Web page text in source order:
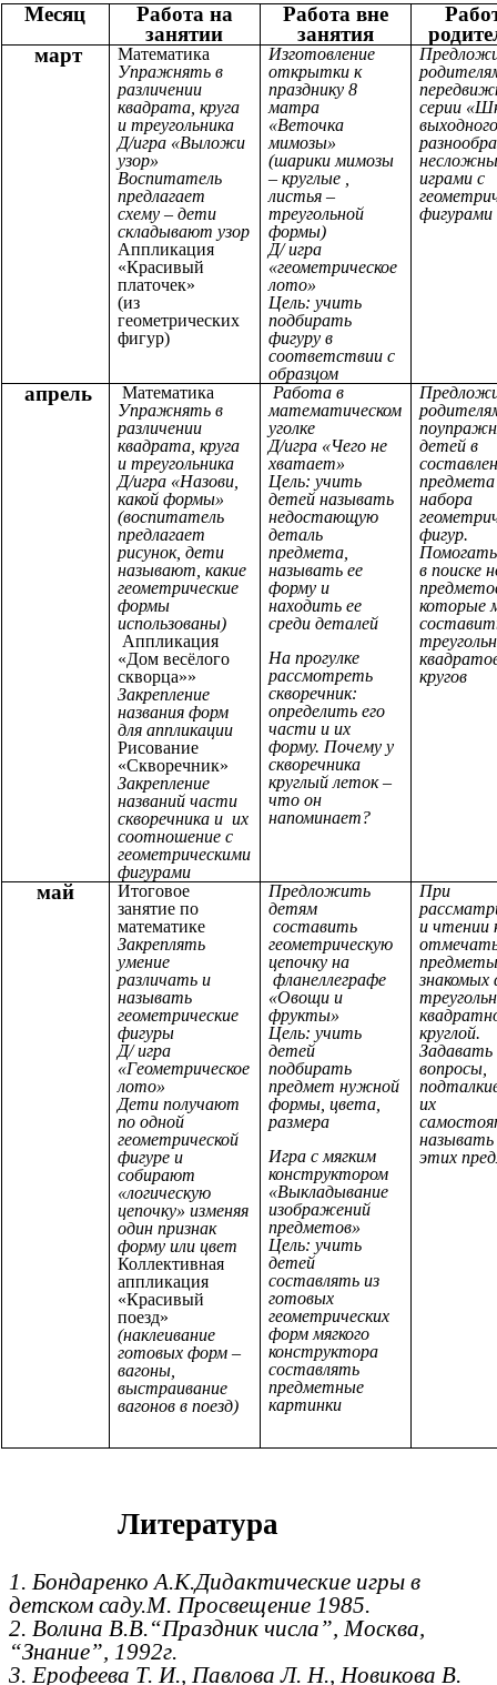
Месяц
Работа на
занятии
Работа вне
занятия
март
Математика
Упражнять в
различении
квадрата, круга
и треугольника
Д/игра «Выложи
узор»
Воспитатель
предлагает
схему – дети
складывают узор
Аппликация
«Красивый
платочек»
(из
геометрических
фигур)
Изготовление
открытки к
празднику 8
матра
«Веточка
мимозы»
(шарики мимозы
– круглые ,
листья –
треугольной
формы)
Д/ игра
«геометрическое
лото»
Цель: учить
подбирать
фигуру в
соответствии с
образцом
серии
играми с
фигурами
апрель
Математика
Упражнять в
различении
квадрата, круга
и треугольника
Д/игра «Назови,
какой формы»
(воспитатель
предлагает
рисунок, дети
называют, какие
геометрические
формы
использованы)
Аппликация
«Дом весёлого
скворца»»
Закрепление
названия форм
для аппликации
Рисование
«Скворечник»
Закрепление
названий части
скворечника и их
соотношение с
геометрическими
фигурами
Работа в
математическом
уголке
Д/игра «Чего не
хватает»
Цель: учить
детей называть
недостающую
деталь
предмета,
называть ее
форму и
находить ее
среди деталей
На прогулке
рассмотреть
скворечник:
определить его
части и их
форму. Почему у
скворечника
круглый леток –
что он
напоминает?
детей в
предмета
набора
фигур.
в поиске
которые
кругов
май
Итоговое
занятие по
математике
Закреплять
умение
различать и
называть
геометрические
фигуры
Д/ игра
«Геометрическое
лото»
Дети получают
по одной
геометрической
фигуре и
собирают
«логическую
цепочку» изменяя
один признак
форму или цвет
Коллективная
аппликация
«Красивый
поезд»
(наклеивание
готовых форм –
вагоны,
выстраивание
вагонов в поезд)
Предложить
детям
составить
геометрическую
цепочку на
фланеллеграфе
«Овощи и
фрукты»
Цель: учить
детей
подбирать
предмет нужной
формы, цвета,
размера
Игра с мягким
конструктором
«Выкладывание
изображений
предметов»
Цель: учить
детей
составлять из
готовых
геометрических
форм мягкого
конструктора
составлять
предметные
картинки
При
и чтении
предметы
знакомых
круглой.
вопросы,
их
этих
Литература
1. Бондаренко А.К.Дидактические игры в
детском саду.М. Просвещение 1985.
2. Волина В.В.“Праздник числа”, Москва,
“Знание”, 1992г.
3. Ерофеева Т. И., Павлова Л. Н., Новикова В.